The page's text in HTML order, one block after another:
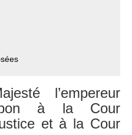
l’empereur
à la Cour
et à la Cour